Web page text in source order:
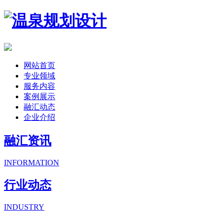
网站首页
专业领域
服务内容
案例展示
融汇动态
企业介绍
融汇资讯
INFORMATION
行业动态
INDUSTRY